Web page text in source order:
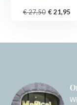
€ 27,50 € 21,95